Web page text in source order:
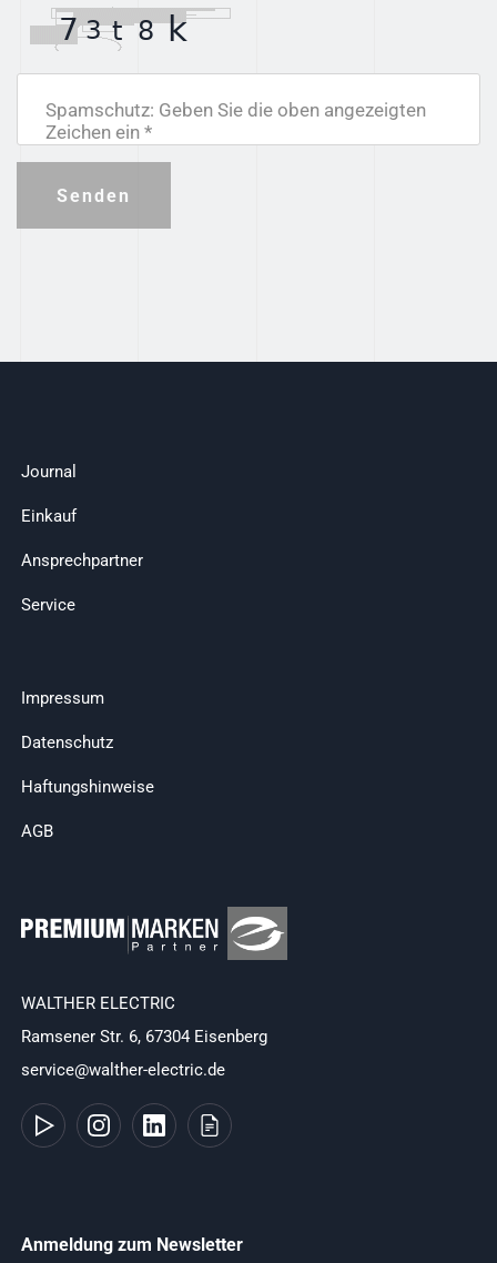
Spamschutz: Geben Sie die oben angezeigten
Zeichen ein *
Senden
Journal
Einkauf
Ansprechpartner
Service
Impressum
Datenschutz
Haftungshinweise
AGB
WALTHER ELECTRIC
Ramsener Str. 6, 67304 Eisenberg
service@walther-electric.de
Anmeldung zum Newsletter